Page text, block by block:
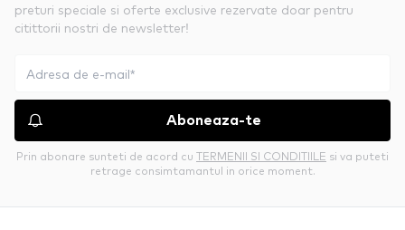
preturi speciale si oferte exclusive rezervate doar pentru
citittorii nostri de newsletter!
Aboneaza-te
Prin abonare sunteti de acord cu TERMENII SI CONDITIILE si va puteti
retrage consimtamantul in orice moment.